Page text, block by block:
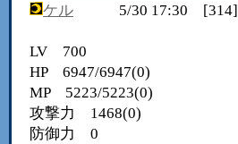
ケル
5/30 17:30 [314]
LV 700
HP 6947/6947(0)
MP 5223/5223(0)
攻撃力 1468(0)
防御力 0